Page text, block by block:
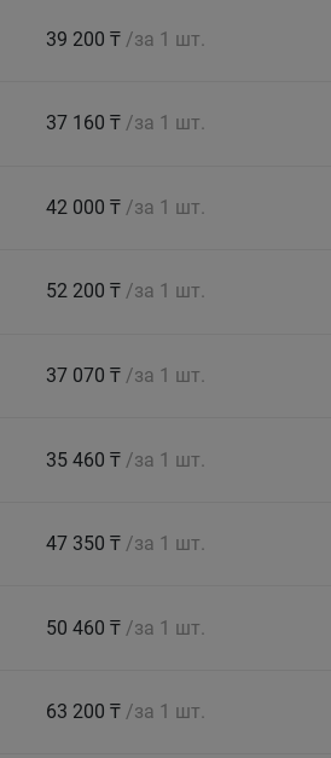
39 200 ₸ /за 1 шт.
37 160 ₸ /за 1 шт.
42 000 ₸ /за 1 шт.
52 200 ₸ /за 1 шт.
37 070 ₸ /за 1 шт.
35 460 ₸ /за 1 шт.
47 350 ₸ /за 1 шт.
50 460 ₸ /за 1 шт.
63 200 ₸ /за 1 шт.